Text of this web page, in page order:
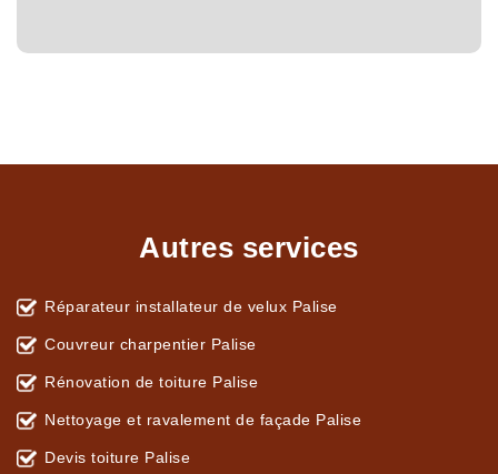
Autres services
Réparateur installateur de velux Palise
Couvreur charpentier Palise
Rénovation de toiture Palise
Nettoyage et ravalement de façade Palise
Devis toiture Palise